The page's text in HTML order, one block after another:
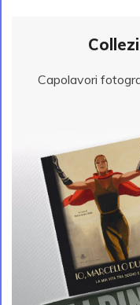
Capolavori